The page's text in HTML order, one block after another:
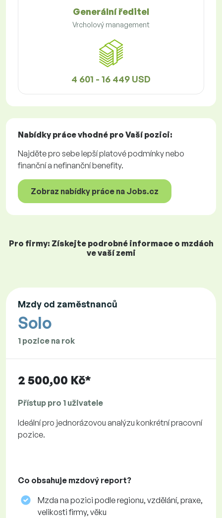
Generální ředitel
Vrcholový management
4 601 - 16 449 USD
Nabídky prácevhodné pro Vaší pozici:
Najděte pro sebe lepší platové podmínky nebo
finanční a nefinanční benefity.
Zobraz nabídky práce na Jobs.cz
Pro firmy: Získejte podrobné informace o mzdách
ve vaší zemi
Mzdy od zaměstnanců
Solo
1 pozice na rok
2 500,00 Kč*
Přístup pro 1 uživatele
Ideální pro jednorázovou analýzu konkrétní pracovní
pozice.
Co obsahuje mzdový report?
Mzda na pozici podle regionu, vzdělání, praxe,
velikosti firmy, věku